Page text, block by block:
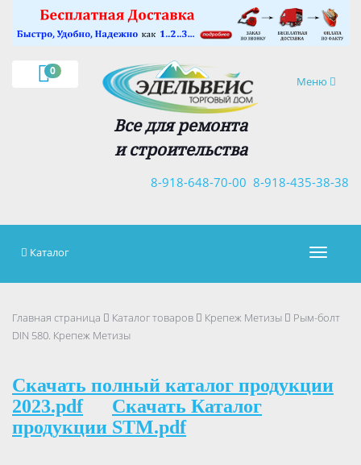
0
Навигация
Меню
Все для ремонта
и строительства
8-918-435-38-38
8-918-648-70-00
×
Каталог
Главная страница Каталог товаров Крепеж Метизы
Рым-бoлт
DIN 580. Крепеж Метизы
Скачать полный каталог продукции
2023.pdf
Скачать Каталог
продукции STM.pdf